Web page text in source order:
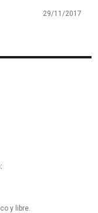
29/11/2017
y libre.